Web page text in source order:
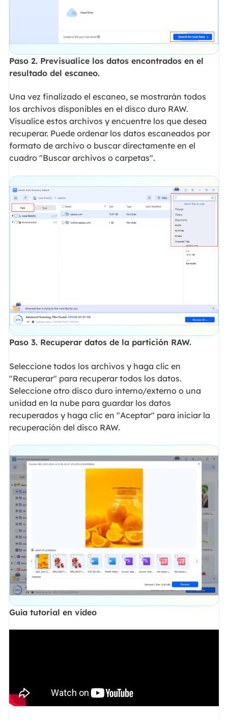
Paso 2. Previsualice los datos encontrados en el
resultado del escaneo.
Una vez finalizado el escaneo, se mostrarán todos
los archivos disponibles en el disco duro RAW.
Visualice estos archivos y encuentre los que desea
recuperar. Puede ordenar los datos escaneados por
formato de archivo o buscar directamente en el
cuadro "Buscar archivos o carpetas".
Paso 3. Recuperar datos de la partición RAW.
Seleccione todos los archivos y haga clic en
"Recuperar" para recuperar todos los datos.
Seleccione otro disco duro interno/externo o una
unidad en la nube para guardar los datos
recuperados y haga clic en "Aceptar" para iniciar la
recuperación del disco RAW.
Guía tutorial en vídeo